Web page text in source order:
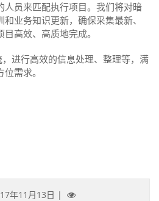
人员来匹配执行项目。我们将对暗
业务知识更新，确保采集最新、
高效、高质地完成。
进行高效的信息处理、整理等，满
需求。
年11月13日 |